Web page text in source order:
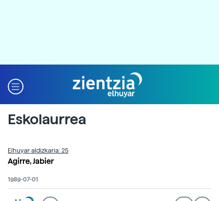
Eskolaurrea
Elhuyar aldizkaria: 25
Agirre, Jabier
1989-07-01